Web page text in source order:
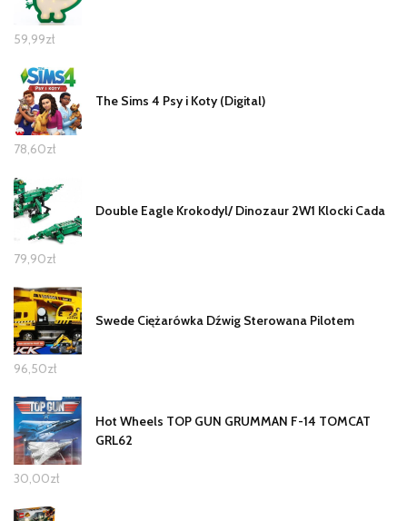
59,99zł
The Sims 4 Psy i Koty (Digital)
78,60zł
Double Eagle Krokodyl/ Dinozaur 2W1 Klocki Cada
79,90zł
Swede Ciężarówka Dźwig Sterowana Pilotem
96,50zł
Hot Wheels TOP GUN GRUMMAN F-14 TOMCAT
GRL62
30,00zł